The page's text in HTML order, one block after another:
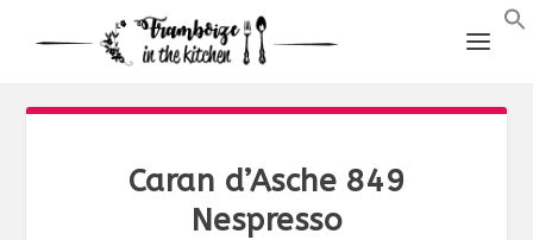
Caran d’Asche 849
Nespresso